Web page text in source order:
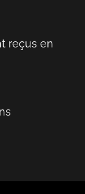
reçus en